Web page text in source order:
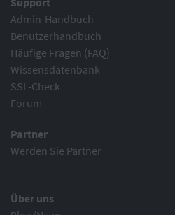
Admin-Handbuch
Benutzerhandbuch
Häufige Fragen (FAQ)
Wissensdatenbank
SSL-Check
Forum
Partner
Werden Sie Partner
Über uns